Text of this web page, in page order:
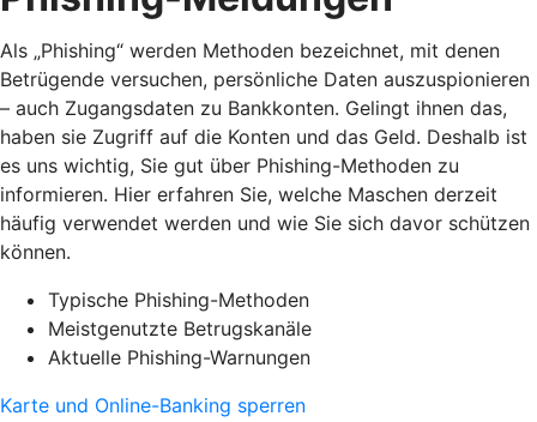
Als „Phishing“ werden Methoden bezeichnet, mit denen
Betrügende versuchen, persönliche Daten auszuspionieren
– auch Zugangsdaten zu Bankkonten. Gelingt ihnen das,
haben sie Zugriff auf die Konten und das Geld. Deshalb ist
es uns wichtig, Sie gut über Phishing-Methoden zu
informieren. Hier erfahren Sie, welche Maschen derzeit
häufig verwendet werden und wie Sie sich davor schützen
können.
Typische Phishing-Methoden
Meistgenutzte Betrugskanäle
Aktuelle Phishing-Warnungen
Karte und Online-Banking sperren